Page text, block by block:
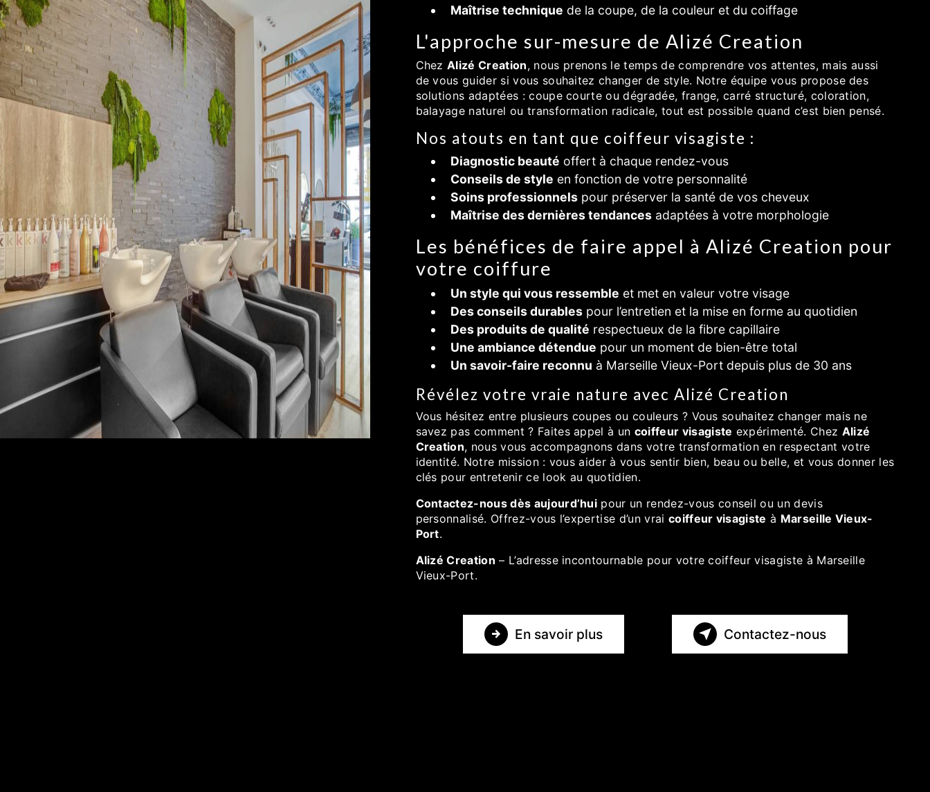
Maîtrise technique de la coupe, de la couleur et du coiffage
L'approche sur-mesure de Alizé Creation
ChezAlizé Creation, nous prenons le temps de comprendre vos attentes, mais aussi
de vous guider si vous souhaitez changer de style. Notre équipe vous propose des
solutions adaptées : coupe courte ou dégradée, frange, carré structuré, coloration,
balayage naturel ou transformation radicale, tout est possible quand c’est bien pensé.
Nos atouts en tant que coiffeur visagiste :
Diagnostic beauté offert à chaque rendez-vous
Conseils de style en fonction de votre personnalité
Soins professionnelspour préserver la santé de vos cheveux
Maîtrise des dernières tendancesadaptées à votre morphologie
Les bénéfices de faire appel à Alizé Creation pour
votre coiffure
Un style qui vous ressemble et met en valeur votre visage
Des conseils durablespour l’entretien et la mise en forme au quotidien
Des produits de qualité respectueux de la fibre capillaire
Une ambiance détendue pour un moment de bien-être total
Un savoir-faire reconnu à Marseille Vieux-Port depuis plus de 30 ans
Révélez votre vraie nature avec Alizé Creation
Vous hésitez entre plusieurs coupes ou couleurs ? Vous souhaitez changer mais ne
savez pas comment ? Faites appel à un coiffeur visagiste expérimenté. Chez Alizé
Creation, nous vous accompagnons dans votre transformation en respectant votre
identité. Notre mission : vous aider à vous sentir bien, beau ou belle, et vous donner les
clés pour entretenir ce look au quotidien.
Contactez-nous dès aujourd’hui pour un rendez-vous conseil ou un devis
personnalisé. Offrez-vous l’expertise d’un vrai coiffeur visagiste à Marseille Vieux-
Port.
Alizé Creation – L’adresse incontournable pour votre coiffeur visagiste à Marseille
Vieux-Port.
En savoir plus Contactez-nous